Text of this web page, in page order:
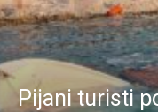
Pijani turisti